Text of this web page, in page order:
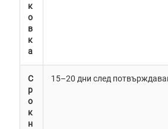
к
о
в
к
а
С
р
о
к
н
15–20 дни след